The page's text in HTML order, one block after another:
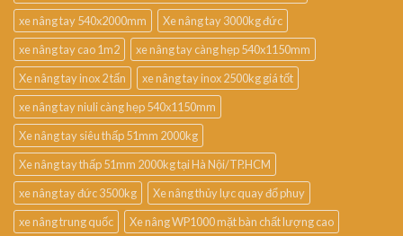
xe nâng tay 540x2000mm
Xe nâng tay 3000kg đức
xe nâng tay cao 1m2
xe nâng tay càng hẹp 540x1150mm
Xe nâng tay inox 2 tấn
xe nâng tay inox 2500kg giá tốt
xe nâng tay niuli càng hẹp 540x1150mm
Xe nâng tay siêu thấp 51mm 2000kg
Xe nâng tay thấp 51mm 2000kg tại Hà Nội/TP.HCM
xe nâng tay đức 3500kg
Xe nâng thủy lực quay đổ phuy
xe nâng trung quốc
Xe nâng WP1000 mặt bàn chất lượng cao